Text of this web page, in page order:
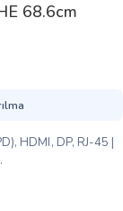
68.6cm
HDMI, DP, RJ-45 |